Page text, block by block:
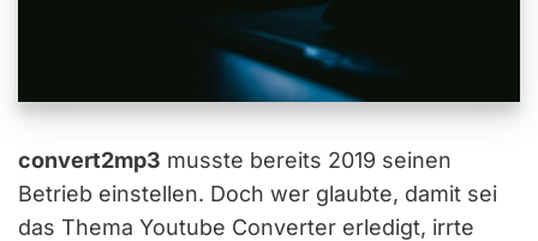
convert2mp3 musste bereits 2019 seinen
Betrieb einstellen. Doch wer glaubte, damit sei
das Thema Youtube Converter erledigt, irrte